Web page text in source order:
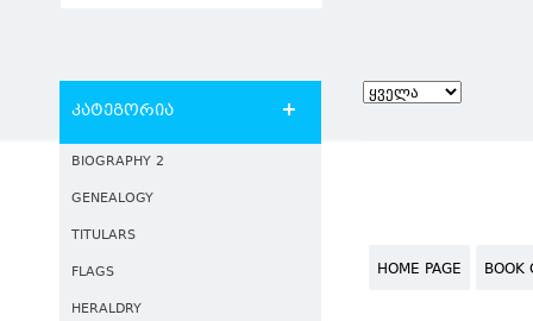
კატეგორია
BIOGRAPHY 2
GENEALOGY
TITULARS
FLAGS
HERALDRY
HOME PAGE BOOK